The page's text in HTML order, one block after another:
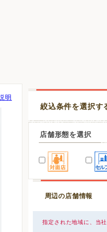
明
絞込条件を選択す
店舗形態を選択
周辺の店舗情報
指定された地域に、当